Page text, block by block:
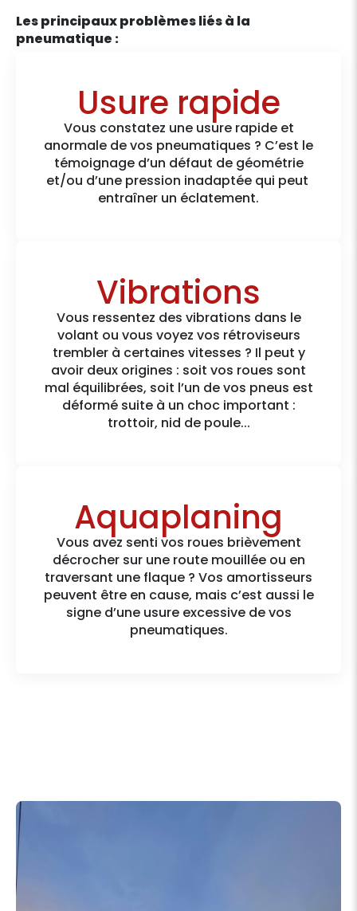
Les principaux problèmes liés à la
pneumatique :
Usure rapide
Vous constatez une usure rapide et
anormale de vos pneumatiques ? C’est le
témoignage d’un défaut de géométrie
et/ou d’une pression inadaptée qui peut
entraîner un éclatement.
Vibrations
Vous ressentez des vibrations dans le
volant ou vous voyez vos rétroviseurs
trembler à certaines vitesses ? Il peut y
avoir deux origines : soit vos roues sont
mal équilibrées, soit l’un de vos pneus est
déformé suite à un choc important :
trottoir, nid de poule...
Aquaplaning
Vous avez senti vos roues brièvement
décrocher sur une route mouillée ou en
traversant une flaque ? Vos amortisseurs
peuvent être en cause, mais c’est aussi le
signe d’une usure excessive de vos
pneumatiques.